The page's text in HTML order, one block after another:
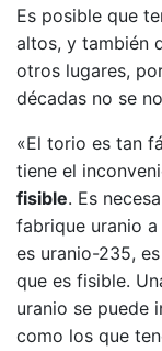
Es posible que
altos, y también
otros lugares,
décadas no se
«El torio es tan
tiene el
fisible. Es
fabrique uranio
es uranio-235,
que es fisible.
uranio se puede
como los que